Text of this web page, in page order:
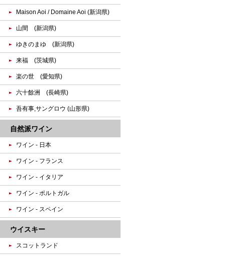
Maison Aoi / Domaine Aoi (新潟県)
山間 (新潟県)
ゆきのまゆ (新潟県)
来福 (茨城県)
楽の世 (愛知県)
六十餘洲 (長崎県)
吾有事,サングロウ (山形県)
自然派ワイン
ワイン - 日本
ワイン - フランス
ワイン - イタリア
ワイン - ポルトガル
ワイン - スペイン
ウイスキー
スコットランド